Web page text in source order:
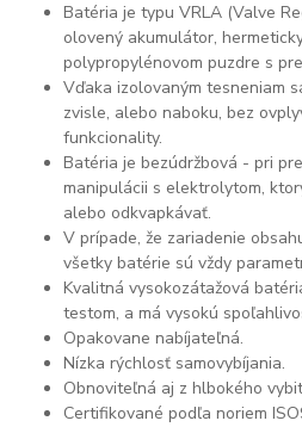
Batéria je typu VRLA (Valve
olovený akumulátor,
polypropylénovom puzdre s
Vďaka izolovaným tesneniam
zvisle, alebo naboku, bez
funkcionality.
Batéria je bezúdržbová - pri
manipulácii s elektrolytom,
alebo odkvapkávať.
V prípade, že zariadenie
všetky batérie sú vždy
Kvalitná vysokozátažová
testom, a má vysokú
Opakovane nabíjateľná.
Nízka rýchlosť samovybíjania.
Obnoviteľná aj z hlbokého
Certifikované podľa noriem